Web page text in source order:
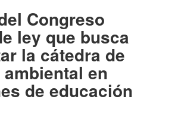
Congreso
ley que busca
la cátedra de
en
de educación